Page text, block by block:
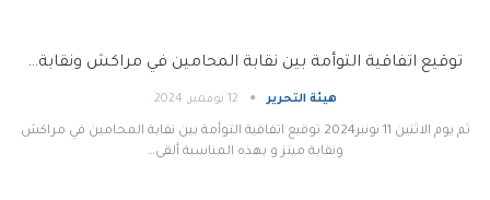
توقيع اتفاقية التوأمة بين نقابة المحامين في مراكش ونقابة…
هيئة التحرير 12 نوفمبر, 2024
ثم يوم الاثنين 11 نونبر2024 توقيع اتفاقية التوأمة بين نقابة المحامين في مراكش
ونقابة ميتز و بهذه المناسبة ألقى…